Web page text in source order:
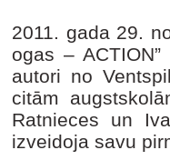
2011. gada 29.
ogas –
autori no
citām
Ratnieces un
izveidoja savu